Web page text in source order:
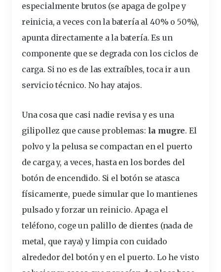
especialmente brutos (se apaga de golpe y
reinicia, a veces con la batería al 40% o 50%),
apunta directamente a la batería. Es un
componente que se degrada con los ciclos de
carga. Si no es de las extraíbles, toca ir a un
servicio técnico. No hay atajos.
Una cosa que casi nadie revisa y es una
gilipollez que cause problemas: la mugre. El
polvo y la pelusa se compactan en el puerto
de carga y, a veces, hasta en los bordes del
botón de encendido. Si el botón se atasca
físicamente, puede simular que lo mantienes
pulsado y forzar un reinicio. Apaga el
teléfono, coge un palillo de dientes (nada de
metal, que raya) y limpia con cuidado
alrededor del botón y en el puerto. Lo he visto